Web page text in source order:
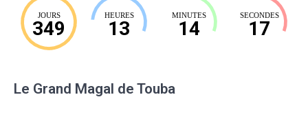
JOURS
349
HEURES
13
MINUTES
14
SECONDES
16
Le Grand Magal de Touba